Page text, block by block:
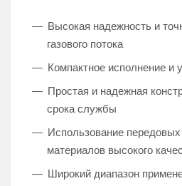
Высокая надежность и
газового потока
Компактное исполнение и
Простая и надежная
срока службы
Использование передовых
материалов высокого
Широкий диапазон